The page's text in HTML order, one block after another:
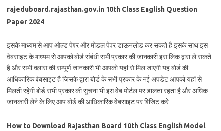
rajeduboard.rajasthan.gov.in 10th Class English Question
Paper 2024
इसके माध्यम से आप ओल्ड पेपर और मोडल पेपर डाऊनलोड कर सकते है इसके साथ इस
वेबसाइट के माध्यम से आपको बोर्ड संबंधी सभी प्रकार की जानकारी इस लिंक द्वारा ले सकते
है और सभी क्लास की सम्पूर्ण जानकारी भी आपको यहां से मिल जाएगी यह बोर्ड की
आधिकारिक वेबसाइट है जिसके द्वारा बोर्ड के सभी प्रकार के नई अपडेट आपको यहां से
मिलती रहेगी बोर्ड सभी प्रकार की सुचना भी इस वेब पोर्टल पर डालता रहता है और अधिक
जानकारी लेने के लिए आप बोर्ड की आधिकारिक वेबसाइट पर विजिट करे
How to Download Rajasthan Board 10th Class English Model